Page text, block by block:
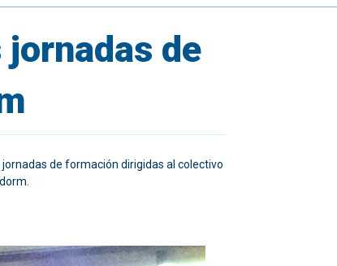
de
de formación dirigidas al colectivo